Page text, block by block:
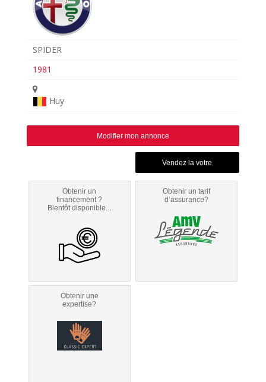
SPIDER
1981
Huy
Modifier mon annonce
Obtenir un
financement ?
Bientôt disponible...
Obtenir un tarif
d’assurance?
Obtenir une
expertise?